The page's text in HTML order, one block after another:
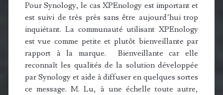
Pour Synology, le cas XPEnology est important et
est suivi de très près sans être aujourd’hui trop
inquiétant. La communauté utilisant XPEnology
est vue comme petite et plutôt bienveillante par
rapport à la marque. Bienveillante car elle
reconnaît les qualités de la solution développée
par Synology et aide à diffuser en quelques sortes
ce message. M. Lu, à une échelle toute autre,